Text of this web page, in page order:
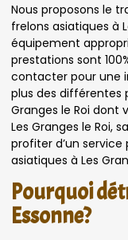
Nous proposons le
frelons asiatiques à
équipement
prestations sont
contacter pour une
plus des différentes
Granges le Roi dont
Les Granges le Roi,
profiter d’un
asiatiques à Les
Pourquoi
Essonne?